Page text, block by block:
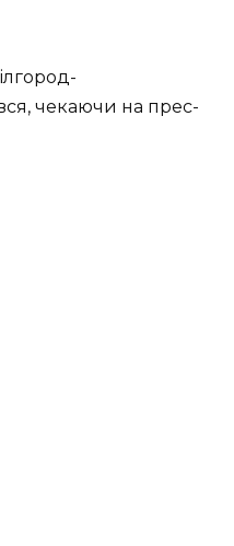
чекаючи на прес-